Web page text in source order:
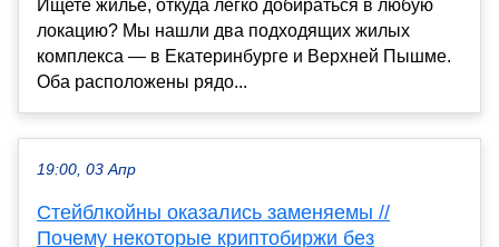
Ищете жилье, откуда легко добираться в любую
локацию? Мы нашли два подходящих жилых
комплекса — в Екатеринбурге и Верхней Пышме.
Оба расположены рядо...
19:00, 03 Апр
Стейблкойны оказались заменяемы //
Почему некоторые криптобиржи без